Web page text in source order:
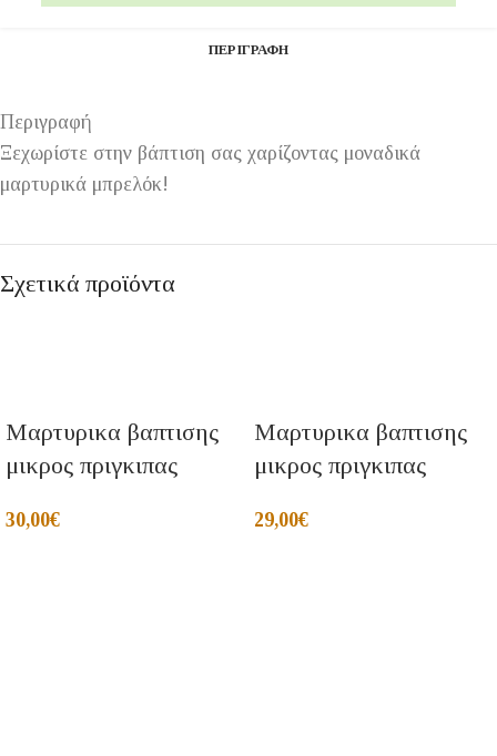
ΠΕΡΙΓΡΑΦΉ
Περιγραφή
Ξεχωρίστε στην βάπτιση σας χαρίζοντας μοναδικά
μαρτυρικά μπρελόκ!
Σχετικά προϊόντα
Μαρτυρικα βαπτισης
μικρος πριγκιπας
30,00€
Μαρτυρικα βαπτισης
μικρος πριγκιπας
29,00€